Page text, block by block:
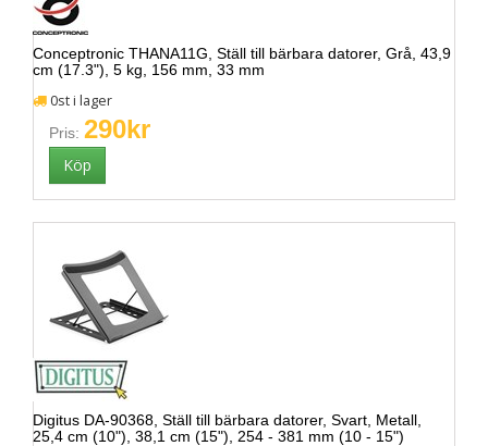
Conceptronic THANA11G, Ställ till bärbara datorer, Grå, 43,9
cm (17.3"), 5 kg, 156 mm, 33 mm
0st i lager
Pris: 290kr
Digitus DA-90368, Ställ till bärbara datorer, Svart, Metall,
25,4 cm (10"), 38,1 cm (15"), 254 - 381 mm (10 - 15")